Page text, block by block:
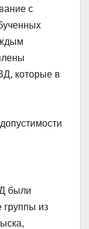
с
которые в
были
из